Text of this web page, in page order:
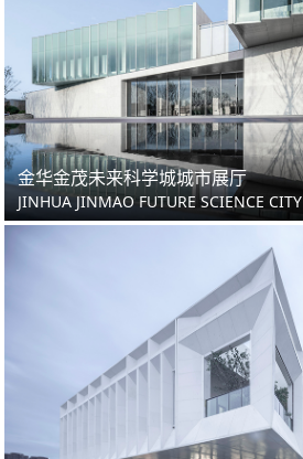
金华金茂未来科学城城市展厅
JINHUA JINMAO FUTURE SCIENCE CITY